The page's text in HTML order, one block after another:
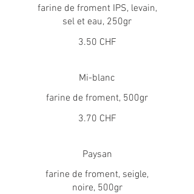
farine de froment IPS, levain,
sel et eau, 250gr
3.50 CHF
Mi-blanc
farine de froment, 500gr
3.70 CHF
Paysan
farine de froment, seigle,
noire, 500gr